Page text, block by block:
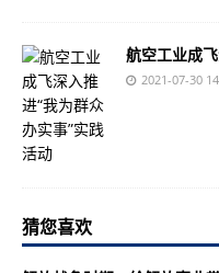
航空工业成
2021-07-30
猜您喜欢